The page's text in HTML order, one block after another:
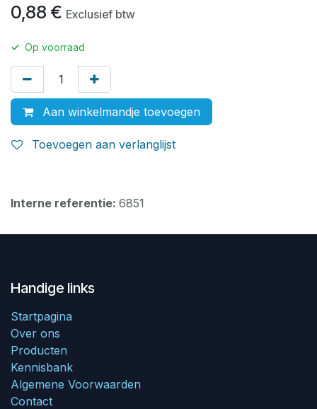
0,88 € Exclusief btw
✓ Op voorraad
Aan winkelmandje toevoegen
Toevoegen aan verlanglijst
Interne referentie: 6851
Handige links
Startpagina
Over ons
Producten
Kennisbank
Algemene Voorwaarden
Contact